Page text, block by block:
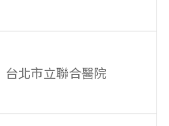
台北市立聯合醫院